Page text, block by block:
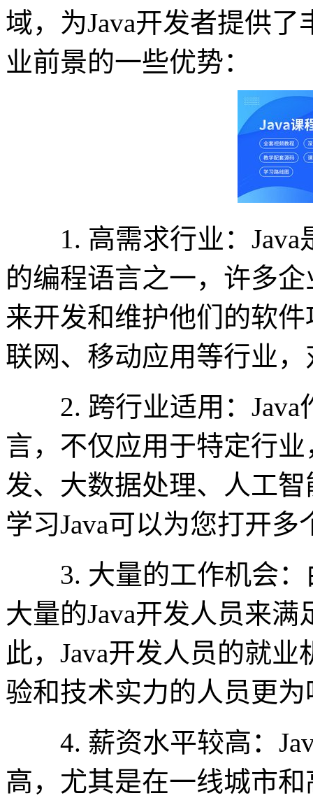
域，为Java开发者提供
业前景的一些优势：
1. 高需求行业：Java
的编程语言之一，许多
来开发和维护他们的软
联网、移动应用等行业
2. 跨行业适用：Java
言，不仅应用于特定行
发、大数据处理、人工
学习Java可以为您打开
3. 大量的工作机会：
大量的Java开发人员来
此，Java开发人员的就
验和技术实力的人员更为
4. 薪资水平较高：
高，尤其是在一线城市